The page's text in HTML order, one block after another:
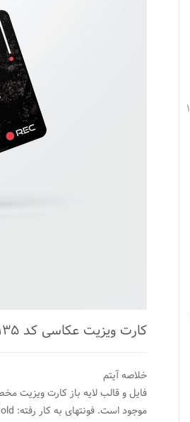
کارت ویزیت عکاسی کد ۱۳۵
خلاصه آیتم
موجود است. فونتهای به کار رفته: Arial-BoldMT GoodTimesRg-Regular IRMehr MyriadPro-Bold